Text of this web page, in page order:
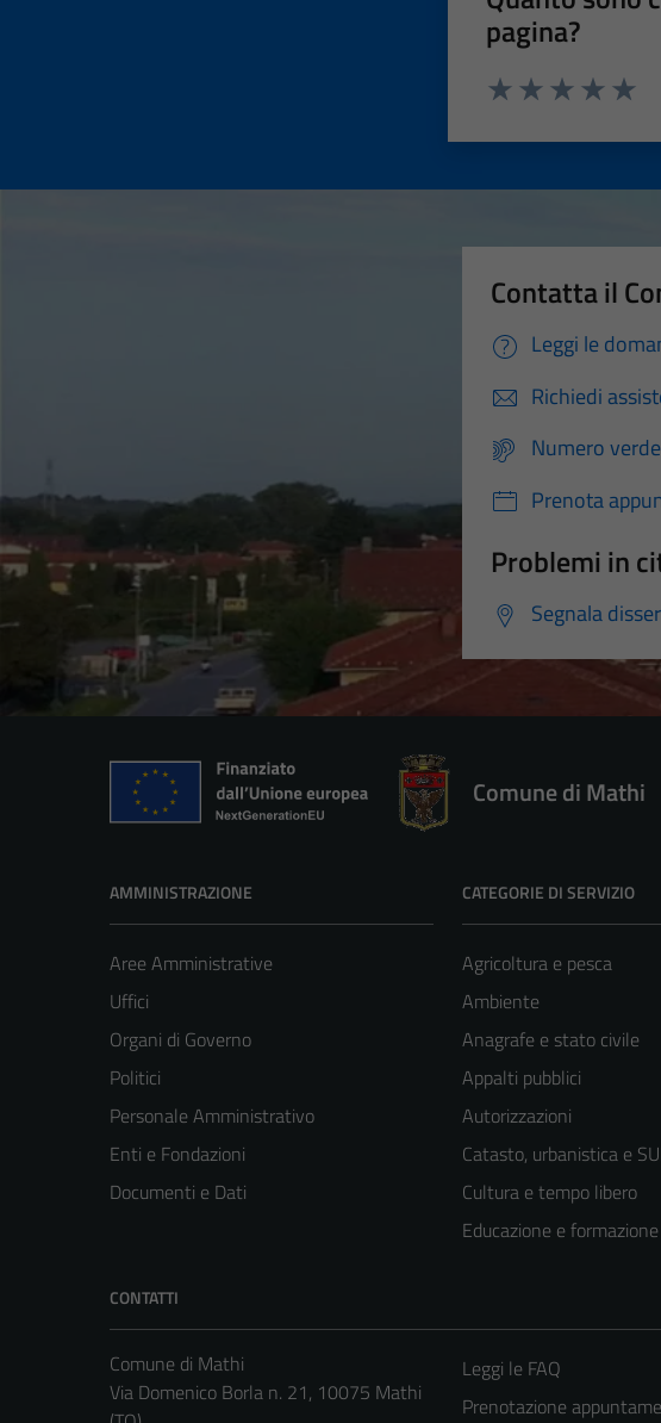
pagina?
Contatta il
Leggi le
Richiedi
Numero
Prenota
Problemi in
Segnala
Comune di Mathi
AMMINISTRAZIONE
Aree Amministrative
Uffici
Organi di Governo
Politici
Personale Amministrativo
Enti e Fondazioni
Documenti e Dati
CATEGORIE DI SERVIZIO
Agricoltura e pesca
Ambiente
Anagrafe e stato civile
Appalti pubblici
Autorizzazioni
Catasto, urbanistica e
Cultura e tempo libero
Educazione e formazione
CONTATTI
Comune di Mathi
Via Domenico Borla n. 21, 10075 Mathi
Leggi le FAQ
Prenotazione